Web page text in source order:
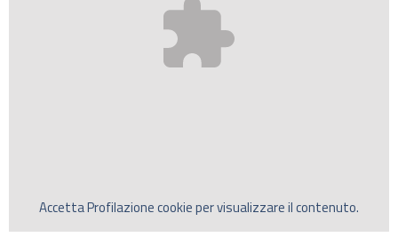
AccettaProfilazionecookie per visualizzare il contenuto.